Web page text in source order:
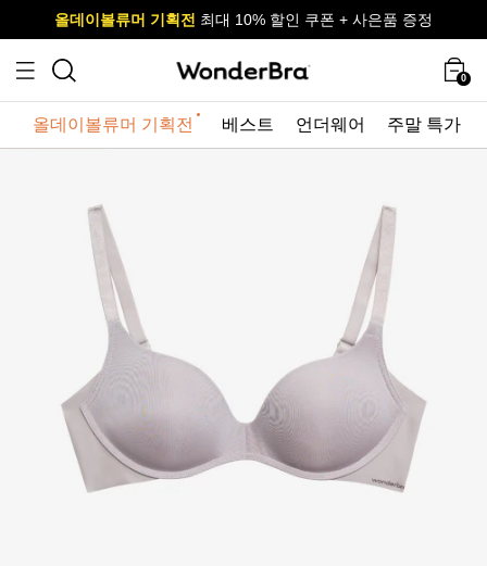
사이즈 무료 교환 서비스
올데이볼류머 기획전 최대 10% 할인 쿠폰 + 사은품 증정
사이즈 무료 교환 서비스
올데이볼류머 기획전
0
올데이볼류머 기획전 베스트 언더웨어 주말 특가